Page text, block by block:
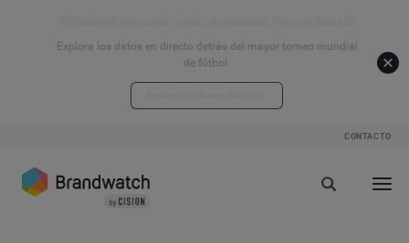
Explora los datos en directo detrás del mayor torneo mundial
de fútbol.
CONTACTO